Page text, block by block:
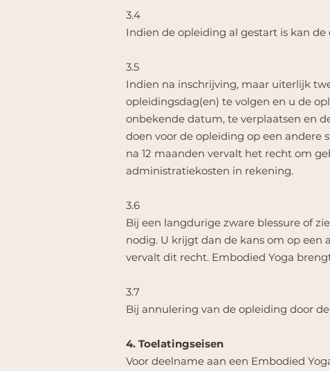
3.4
Indien de opleiding al gestart is kan
3.5
Indien na inschrijving, maar uiterlijk
opleidingsdag(en) te volgen en u de
onbekende datum, te verplaatsen en
doen voor de opleiding op een andere
na 12 maanden vervalt het recht om
administratiekosten in rekening.
3.6
Bij een langdurige zware blessure of
nodig. U krijgt dan de kans om op een
vervalt dit recht. Embodied Yoga
3.7
Bij annulering van de opleiding door
4. Toelatingseisen
Voor deelname aan een Embodied